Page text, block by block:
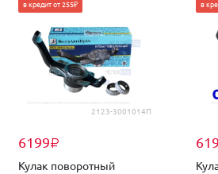
2123-3001014П
6199₽
в кредит от 255₽
Кулак поворотный
в